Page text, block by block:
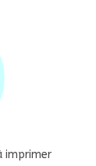
imprimer